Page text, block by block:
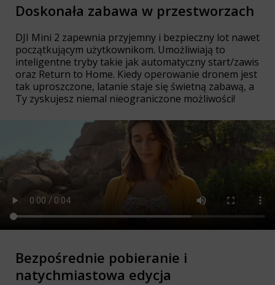
Doskonała zabawa w przestworzach
DJI Mini 2 zapewnia przyjemny i bezpieczny lot nawet
początkującym użytkownikom. Umożliwiają to
inteligentne tryby takie jak automatyczny start/zawis
oraz Return to Home. Kiedy operowanie dronem jest
tak uproszczone, latanie staje się świetną zabawą, a
Ty zyskujesz niemal nieograniczone możliwości!
Bezpośrednie pobieranie i
natychmiastowa edycja